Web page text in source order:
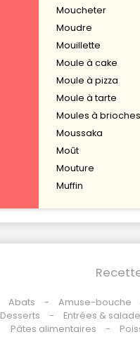
Moucheter
Moudre
Mouillette
Moule à cake
Moule à pizza
Moule à tarte
Moules à brioches
Moussaka
Moût
Mouture
Muffin
Abats Amuse-bouche
Desserts
Entrées &
Pâtes alimentaires